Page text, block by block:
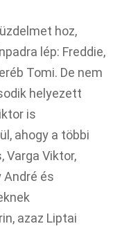
hoz,
lép: Freddie,
Tomi. De nem
helyezett
is
ahogy a többi
Varga Viktor,
André és
azaz Liptai